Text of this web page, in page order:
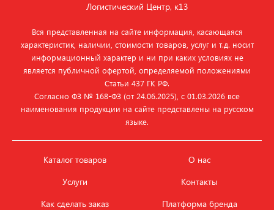
Логистический Центр, к13
Вся представленная на сайте информация, касающаяся
характеристик, наличии, стоимости товаров, услуг и т.д. носит
информационный характер и ни при каких условиях не
является публичной офертой, определяемой положениями
Статьи 437 ГК РФ.
Согласно ФЗ № 168‑ФЗ (от 24.06.2025), с 01.03.2026 все
наименования продукции на сайте представлены на русском
языке.
Каталог товаров
Услуги
Как сделать заказ
О нас
Контакты
Платформа бренда